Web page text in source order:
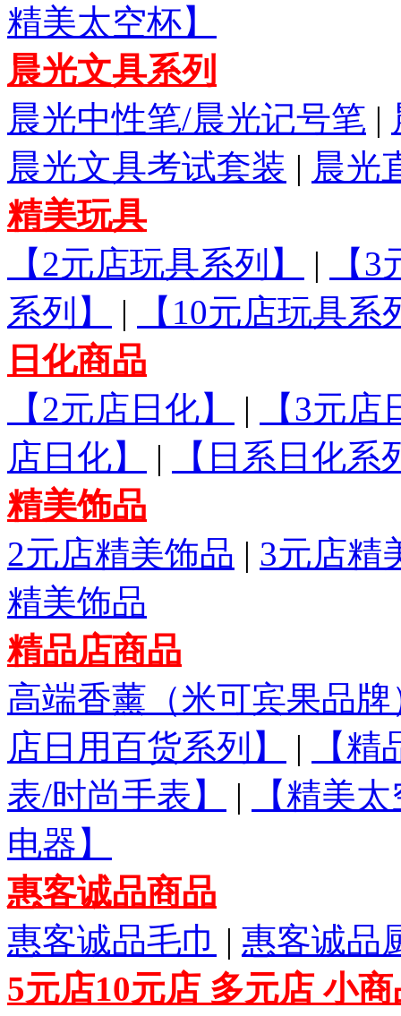
精美太空杯】
晨光文具系列
晨光中性笔/晨光记号笔 |
晨光文具考试套装 | 晨光
精美玩具
【2元店玩具系列】
|
【
系列】
|
【10元店玩具系
日化商品
【2元店日化】
|
【3元店
店日化】
|
【日系日化系
精美饰品
2元店精美饰品 | 3元店精
精美饰品
精品店商品
高端香薰（米可宾果品牌
店日用百货系列】
|
【
表/时尚手表】
|
【精美
电器】
惠客诚品商品
惠客诚品毛巾 | 惠客诚品
5元店10元店 多元店 小